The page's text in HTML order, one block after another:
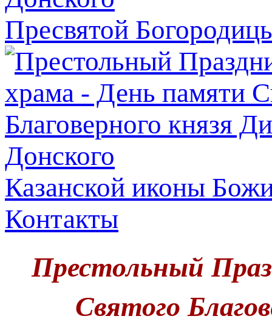
Пресвятой
Казанской иконы
Контакты
Престольный
Святого